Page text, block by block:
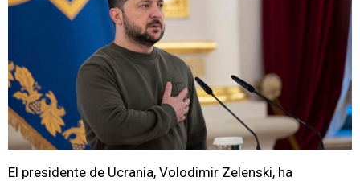
El presidente de Ucrania, Volodimir Zelenski, ha